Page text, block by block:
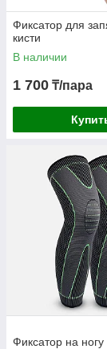
Фиксатор для
кисти
В наличии
1 700 ₸/пара
Фиксатор на ногу